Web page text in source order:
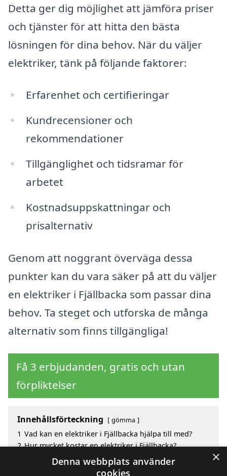
Detta ger dig möjlighet att jämföra priser
och tjänster för att hitta den bästa
lösningen för dina behov. När du väljer
elektriker, tänk på följande faktorer:
Erfarenhet och certifieringar
Kundrecensioner och
rekommendationer
Tillgänglighet och tidsramar för
arbetet
Kostnadsuppskattningar och
prisalternativ
Genom att noggrant överväga dessa
punkter kan du vara säker på att du väljer
en elektriker i Fjällbacka som passar dina
behov. Ta steget och utforska de många
alternativ som finns tillgängliga!
Få 3 erbjudanden, gratis och utan
förpliktelser
Innehållsförteckning gömma
1 Vad kan en elektriker i Fjällbacka hjälpa till med?
2 Hur mycket kostar en elektriker i Fjällbacka?
Fördelar med att välja elektriker i Fjällbacka
Sök efter en skicklig elektriker i de omgivande
×
Denna webbplats använder
cookies